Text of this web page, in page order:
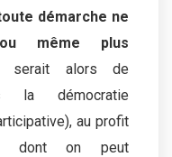
démarche ne
même plus
serait alors de
la démocratie
au profit
dont on peut